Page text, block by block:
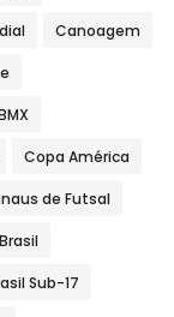
Canoagem
Copa América
de Futsal
Sub-17